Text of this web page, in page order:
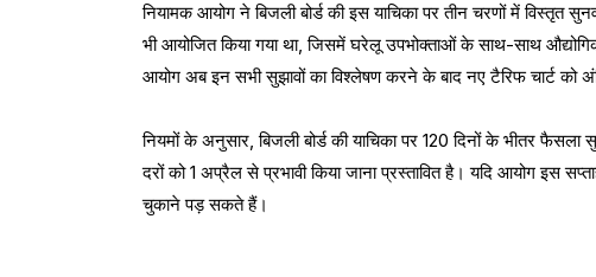
नियामक आयोग ने बिजली बोर्ड की इस याचिका पर तीन चरणों में विस्तृत
भी आयोजित किया गया था, जिसमें घरेलू उपभोक्ताओं के साथ-साथ
आयोग अब इन सभी सुझावों का विश्लेषण करने के बाद नए टैरिफ चार्ट को
नियमों के अनुसार, बिजली बोर्ड की याचिका पर 120 दिनों के भीतर फैसला
दरों को 1 अप्रैल से प्रभावी किया जाना प्रस्तावित है। यदि आयोग इस
चुकाने पड़ सकते हैं।